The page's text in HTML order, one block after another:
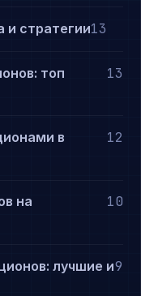
и стратегии13
топ
13
в
12
на
10
лучшие и9